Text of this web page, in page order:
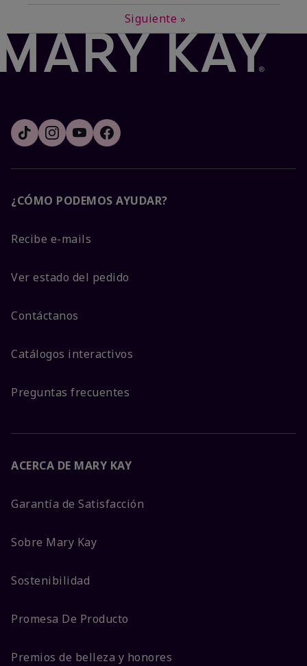
Siguiente »
¿CÓMO PODEMOS AYUDAR?
Recibe e-mails
Ver estado del pedido
Contáctanos
Catálogos interactivos
Preguntas frecuentes
ACERCA DE MARY KAY
Garantía de Satisfacción
Sobre Mary Kay
Sostenibilidad
Promesa De Producto
Premios de belleza y honores